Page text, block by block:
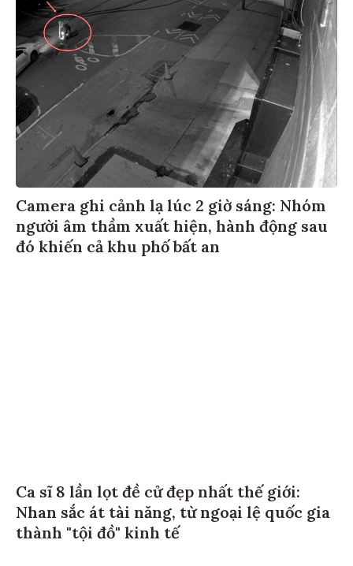
Camera ghi cảnh lạ lúc 2 giờ sáng: Nhóm
người âm thầm xuất hiện, hành động sau
đó khiến cả khu phố bất an
Ca sĩ 8 lần lọt đề cử đẹp nhất thế giới:
Nhan sắc át tài năng, từ ngoại lệ quốc gia
thành "tội đồ" kinh tế